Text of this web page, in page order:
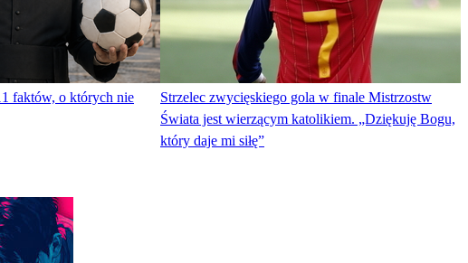
faktów, o których nie
Strzelec zwycięskiego gola w finale Mistrzostw
Świata jest wierzącym katolikiem. „Dziękuję Bogu,
który daje mi siłę”